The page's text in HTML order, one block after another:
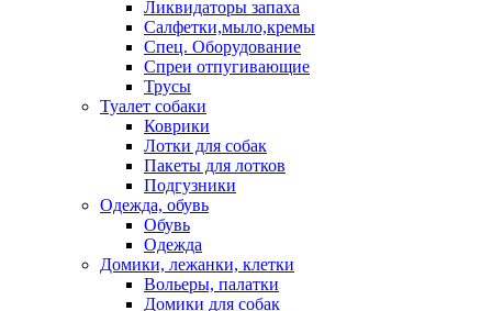
Ликвидаторы запаха
Салфетки,мыло,кремы
Спец. Оборудование
Спреи отпугивающие
Трусы
Туалет собаки
Коврики
Лотки для собак
Пакеты для лотков
Подгузники
Одежда, обувь
Обувь
Одежда
Домики, лежанки, клетки
Вольеры, палатки
Домики для собак